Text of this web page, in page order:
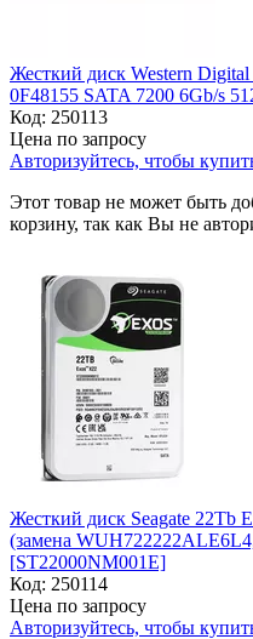
Жесткий диск Western
0F48155 SATA 7200 6Gb/s
Код: 250113
Цена по запросу
Авторизуйтесь, чтобы
Этот товар не может быть
корзину, так как Вы не
Жесткий диск Seagate 22Tb
(замена
[ST22000NM001E]
Код: 250114
Цена по запросу
Авторизуйтесь, чтобы